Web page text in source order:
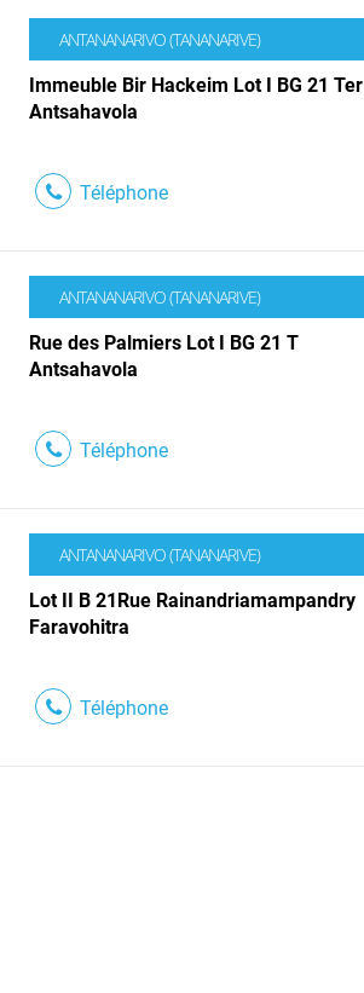
ANTANANARIVO (TANANARIVE)
Immeuble Bir Hackeim Lot I BG 21 Ter
Antsahavola
Téléphone
ANTANANARIVO (TANANARIVE)
Rue des Palmiers Lot I BG 21 T
Antsahavola
Téléphone
ANTANANARIVO (TANANARIVE)
Lot II B 21Rue Rainandriamampandry
Faravohitra
Téléphone